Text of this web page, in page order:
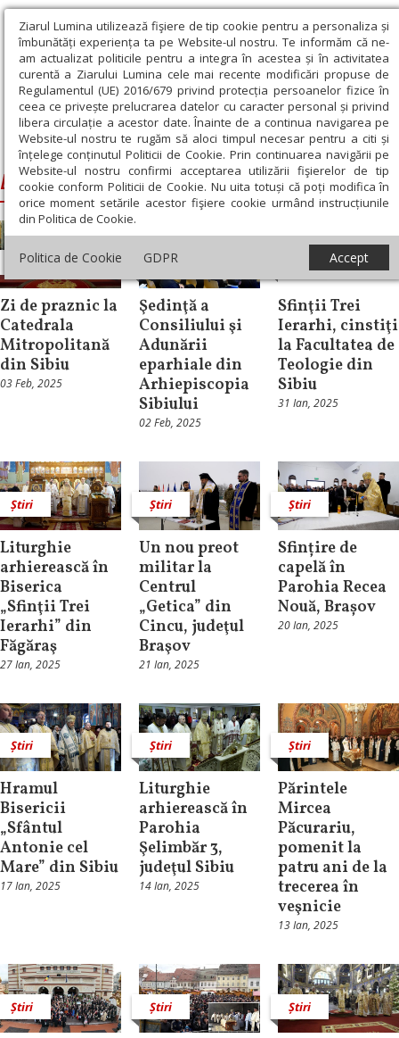
Ziarul Lumina utilizează fişiere de tip cookie pentru a personaliza și
îmbunătăți experiența ta pe Website-ul nostru. Te informăm că ne-
am actualizat politicile pentru a integra în acestea și în activitatea
curentă a Ziarului Lumina cele mai recente modificări propuse de
Regulamentul (UE) 2016/679 privind protecția persoanelor fizice în
ceea ce privește prelucrarea datelor cu caracter personal și privind
libera circulație a acestor date. Înainte de a continua navigarea pe
Website-ul nostru te rugăm să aloci timpul necesar pentru a citi și
înțelege conținutul Politicii de Cookie. Prin continuarea navigării pe
Website-ul nostru confirmi acceptarea utilizării fişierelor de tip
cookie conform Politicii de Cookie. Nu uita totuși că poți modifica în
orice moment setările acestor fişiere cookie urmând instrucțiunile
din Politica de Cookie.
Politica de Cookie GDPR Accept
Ziarul Lumina › Laurenţiu, Mitropolitul Ardealului
Laurenţiu, Mitropolitul Ardealului
Știri
Zi de praznic la
Catedrala
Mitropolitană
din Sibiu
03 Feb, 2025
Știri
Şedinţă a
Consiliului şi
Adunării
eparhiale din
Arhiepiscopia
Sibiului
02 Feb, 2025
Sfinţii Trei
Ierarhi, cinstiţi
la Facultatea de
Teologie din
Sibiu
31 Ian, 2025
Știri
Liturghie
arhierească în
Biserica
„Sfinţii Trei
Ierarhi” din
Făgăraş
27 Ian, 2025
Știri
Un nou preot
militar la
Centrul
„Getica” din
Cincu, judeţul
Braşov
21 Ian, 2025
Știri
Sfințire de
capelă în
Parohia Recea
Nouă, Brașov
20 Ian, 2025
Știri
Hramul
Bisericii
„Sfântul
Antonie cel
Mare” din Sibiu
17 Ian, 2025
Știri
Liturghie
arhierească în
Parohia
Şelimbăr 3,
judeţul Sibiu
14 Ian, 2025
Știri
Părintele
Mircea
Păcurariu,
pomenit la
patru ani de la
trecerea în
veşnicie
13 Ian, 2025
Știri Știri Știri